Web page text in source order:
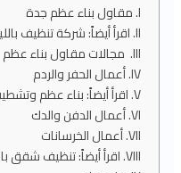
مقاول بناء عظم جدة
اقرأ أيضاً: شركة تنظيف
مجالات مقاول بناء عظم
أعمال الحفر والردم
اقرأ أيضاً: بناء عظم
أعمال الدفن والدك
أعمال الخرسانات
اقرأ أيضاً: تنظيف شقق